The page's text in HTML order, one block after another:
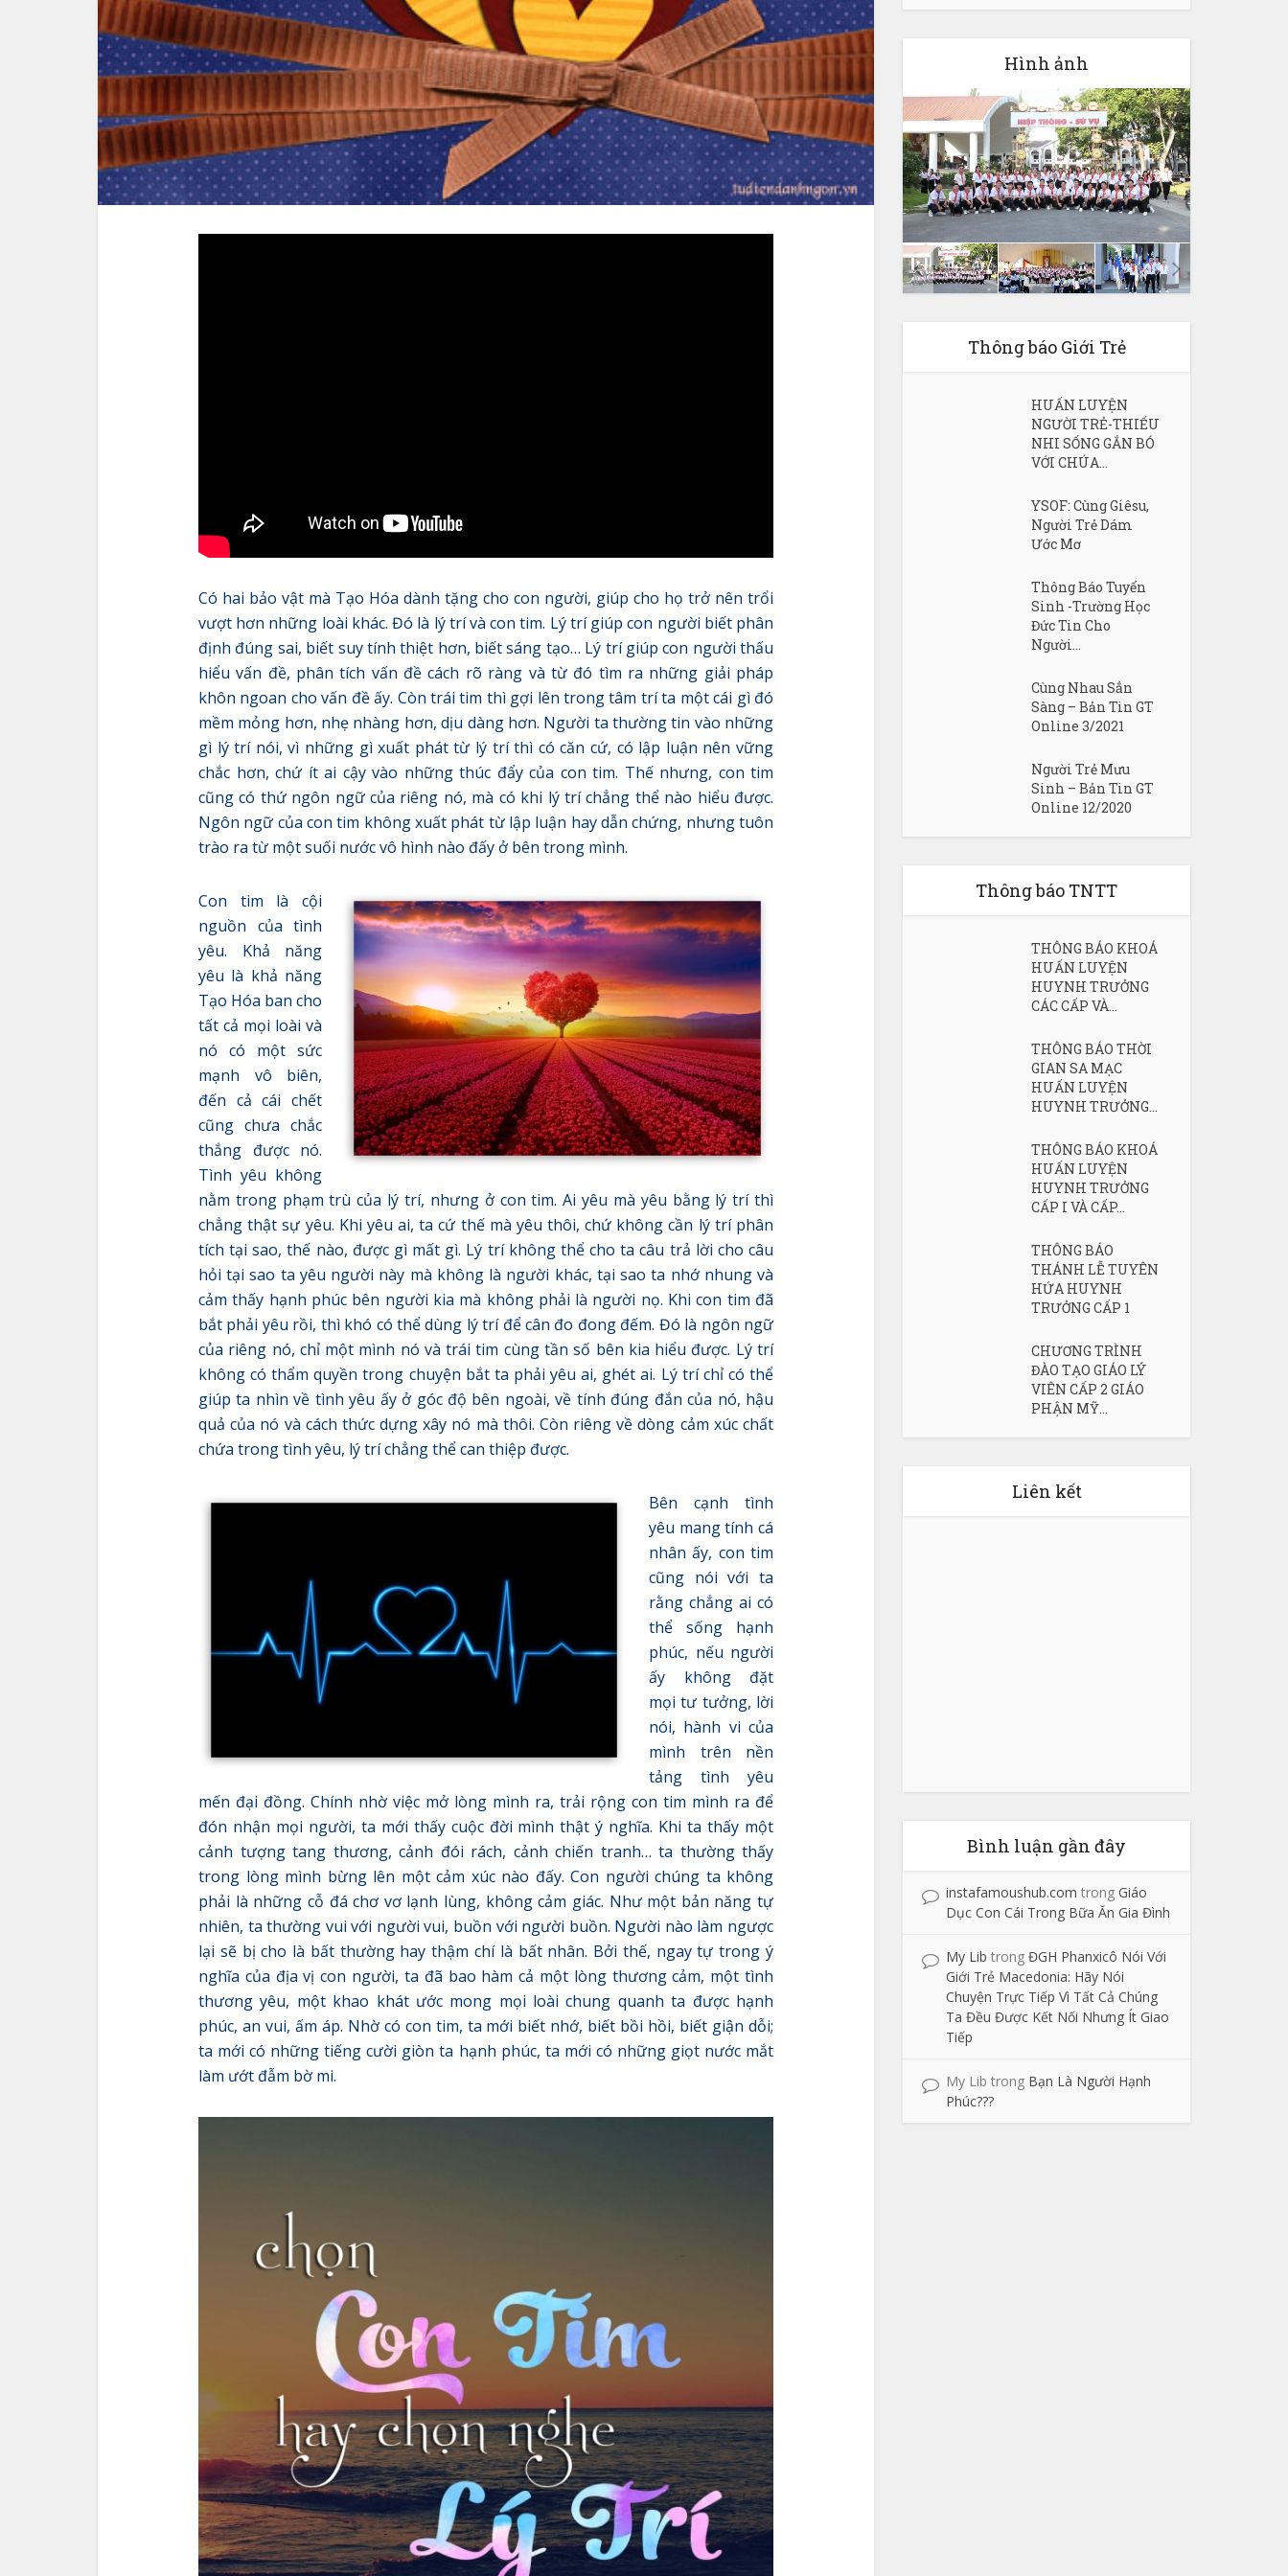
Có hai bảo vật mà Tạo Hóa dành tặng cho con người, giúp cho họ trở nên trổi
vượt hơn những loài khác. Đó là lý trí và con tim. Lý trí giúp con người biết phân
định đúng sai, biết suy tính thiệt hơn, biết sáng tạo… Lý trí giúp con người thấu
hiểu vấn đề, phân tích vấn đề cách rõ ràng và từ đó tìm ra những giải pháp
khôn ngoan cho vấn đề ấy. Còn trái tim thì gợi lên trong tâm trí ta một cái gì đó
mềm mỏng hơn, nhẹ nhàng hơn, dịu dàng hơn. Người ta thường tin vào những
gì lý trí nói, vì những gì xuất phát từ lý trí thì có căn cứ, có lập luận nên vững
chắc hơn, chứ ít ai cậy vào những thúc đẩy của con tim. Thế nhưng, con tim
cũng có thứ ngôn ngữ của riêng nó, mà có khi lý trí chẳng thể nào hiểu được.
Ngôn ngữ của con tim không xuất phát từ lập luận hay dẫn chứng, nhưng tuôn
trào ra từ một suối nước vô hình nào đấy ở bên trong mình.
Con tim là cội
nguồn của tình
yêu. Khả năng
yêu là khả năng
Tạo Hóa ban cho
tất cả mọi loài và
nó có một sức
mạnh vô biên,
đến cả cái chết
cũng chưa chắc
thắng được nó.
Tình yêu không
nằm trong phạm trù của lý trí, nhưng ở con tim. Ai yêu mà yêu bằng lý trí thì
chẳng thật sự yêu. Khi yêu ai, ta cứ thế mà yêu thôi, chứ không cần lý trí phân
tích tại sao, thế nào, được gì mất gì. Lý trí không thể cho ta câu trả lời cho câu
hỏi tại sao ta yêu người này mà không là người khác, tại sao ta nhớ nhung và
cảm thấy hạnh phúc bên người kia mà không phải là người nọ. Khi con tim đã
bắt phải yêu rồi, thì khó có thể dùng lý trí để cân đo đong đếm. Đó là ngôn ngữ
của riêng nó, chỉ một mình nó và trái tim cùng tần số bên kia hiểu được. Lý trí
không có thẩm quyền trong chuyện bắt ta phải yêu ai, ghét ai. Lý trí chỉ có thể
giúp ta nhìn về tình yêu ấy ở góc độ bên ngoài, về tính đúng đắn của nó, hậu
quả của nó và cách thức dựng xây nó mà thôi. Còn riêng về dòng cảm xúc chất
chứa trong tình yêu, lý trí chẳng thể can thiệp được.
Bên cạnh tình
yêu mang tính cá
nhân ấy, con tim
cũng nói với ta
rằng chẳng ai có
thể sống hạnh
phúc, nếu người
ấy không đặt
mọi tư tưởng, lời
nói, hành vi của
mình trên nền
tảng tình yêu
mến đại đồng. Chính nhờ việc mở lòng mình ra, trải rộng con tim mình ra để
đón nhận mọi người, ta mới thấy cuộc đời mình thật ý nghĩa. Khi ta thấy một
cảnh tượng tang thương, cảnh đói rách, cảnh chiến tranh… ta thường thấy
trong lòng mình bừng lên một cảm xúc nào đấy. Con người chúng ta không
phải là những cỗ đá chơ vơ lạnh lùng, không cảm giác. Như một bản năng tự
nhiên, ta thường vui với người vui, buồn với người buồn. Người nào làm ngược
lại sẽ bị cho là bất thường hay thậm chí là bất nhân. Bởi thế, ngay tự trong ý
nghĩa của địa vị con người, ta đã bao hàm cả một lòng thương cảm, một tình
thương yêu, một khao khát ước mong mọi loài chung quanh ta được hạnh
phúc, an vui, ấm áp. Nhờ có con tim, ta mới biết nhớ, biết bồi hồi, biết giận dỗi;
ta mới có những tiếng cười giòn ta hạnh phúc, ta mới có những giọt nước mắt
làm ướt đẫm bờ mi.
Hình ảnh
Thông báo Giới Trẻ
HUẤN LUYỆN
NGƯỜI TRẺ-THIẾU
NHI SỐNG GẮN BÓ
VỚI CHÚA...
YSOF: Cùng Giêsu,
Người Trẻ Dám
Ước Mơ
Thông Báo Tuyển
Sinh -Trường Học
Đức Tin Cho
Người...
Cùng Nhau Sẳn
Sàng – Bản Tin GT
Online 3/2021
Người Trẻ Mưu
Sinh – Bản Tin GT
Online 12/2020
Thông báo TNTT
THÔNG BÁO KHOÁ
HUẤN LUYỆN
HUYNH TRƯỞNG
CÁC CẤP VÀ...
THÔNG BÁO THỜI
GIAN SA MẠC
HUẤN LUYỆN
HUYNH TRƯỞNG...
THÔNG BÁO KHOÁ
HUẤN LUYỆN
HUYNH TRƯỞNG
CẤP I VÀ CẤP...
THÔNG BÁO
THÁNH LỄ TUYÊN
HỨA HUYNH
TRƯỞNG CẤP 1
CHƯƠNG TRÌNH
ĐÀO TẠO GIÁO LÝ
VIÊN CẤP 2 GIÁO
PHẬN MỸ...
Liên kết
Bình luận gần đây
instafamoushub.com trong Giáo
Dục Con Cái Trong Bữa Ăn Gia Đình
My Lib trong ĐGH Phanxicô Nói Với
Giới Trẻ Macedonia: Hãy Nói
Chuyện Trực Tiếp Vì Tất Cả Chúng
Ta Đều Được Kết Nối Nhưng Ít Giao
Tiếp
My Lib trong Bạn Là Người Hạnh
Phúc???